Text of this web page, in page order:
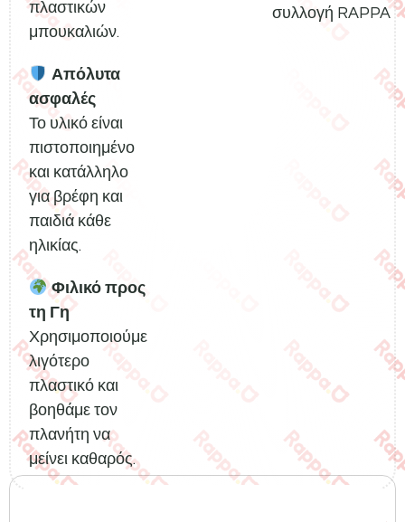
πλαστικών
μπουκαλιών.
Απόλυτα
ασφαλές
Το υλικό είναι
πιστοποιημένο
και κατάλληλο
για βρέφη και
παιδιά κάθε
ηλικίας.
Φιλικό προς
τη Γη
Χρησιμοποιούμε
λιγότερο
πλαστικό και
βοηθάμε τον
πλανήτη να
μείνει καθαρός.
συλλογή RAPPA